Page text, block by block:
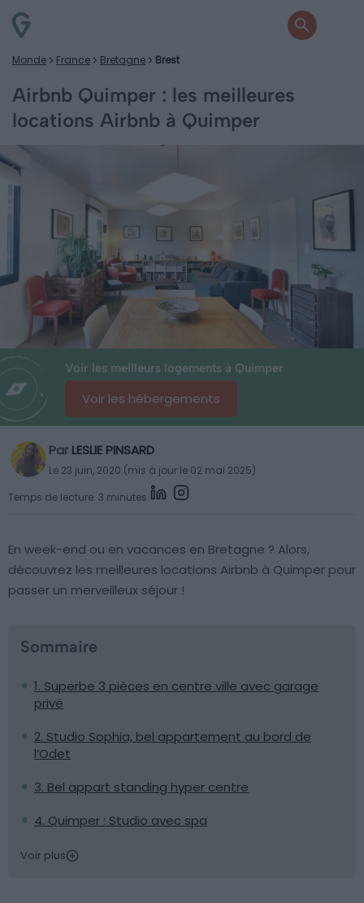
Monde France Bretagne Brest
Airbnb Quimper : les meilleures
locations Airbnb à Quimper
Voir les meilleurs logements à Quimper
Voir les hébergements
Par LESLIE PINSARD
Le 23 juin, 2020 (mis à jour le 02 mai 2025)
Temps de lecture: 3 minutes
En week-end ou en vacances en Bretagne ? Alors,
découvrez les meilleures locations Airbnb à Quimper pour
passer un merveilleux séjour !
Sommaire
1. Superbe 3 pièces en centre ville avec garage
privé
2. Studio Sophia, bel appartement au bord de
l’Odet
3. Bel appart standing hyper centre
4. Quimper : Studio avec spa
Voir plus